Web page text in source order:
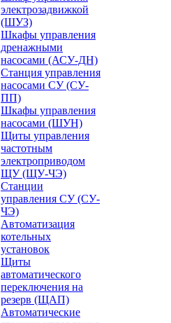
электрозадвижкой
(ШУЗ)
Шкафы управления
дренажными
насосами (АСУ-ДН)
Станция управления
насосами СУ (СУ-
ПП)
Шкафы управления
насосами (ШУН)
Щиты управления
частотным
электроприводом
ЩУ (ЩУ-ЧЭ)
Станции
управления СУ (СУ-
ЧЭ)
Автоматизация
котельных
установок
Щиты
автоматического
переключения на
резерв (ЩАП)
Автоматические